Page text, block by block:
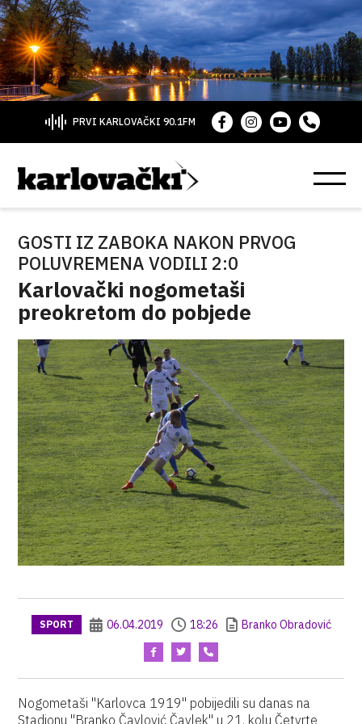
PRVI KARLOVAČKI 90.1FM
GOSTI IZ ZABOKA NAKON PRVOG
POLUVREMENA VODILI 2:0
Karlovački nogometaši
preokretom do pobjede
SPORT 06.04.2019 18:26 Branko Obradović
Nogometaši "Karlovca 1919" pobijedili su danas na
Stadionu "Branko Čavlović Čavlek" u 21. kolu Četvrte